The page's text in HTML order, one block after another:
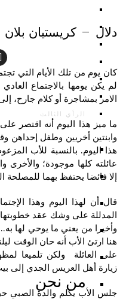
الرأي الثالث
من نحن
دلال – كريستيان بلان
كان يوم من تلك الأيام التي تجتمع
لم يكن يومها بالاجتماع
الامر بمشاجرة أو كلام جارح،
ما ميز هذا اليوم أنه اقتصر على
وابنتين أخريين وطفل إحداهن
هذا اليوم. بالنسبة للأب
عائلته كلها موجودة؛ والأخرى
إلا فائضا يحتفظ بهما للمصلحة
قال أن لهذا اليوم وهذا
المدللة على وشك عقد خطوبتها
وأخيرا من يعني ما يوحي لها
هنا ارتئ الأب أنه حان الوقت
على العائلة ولكن تلميعا
زيارة أهل العريس الجدي إلى
جلس الأب يكلم والدة الصبي